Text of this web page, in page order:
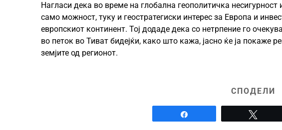
Нагласи дека во време на глобална геополитичка
само можност, туку и геостратегиски интерес за Европа и
европскиот континент. Тој додаде дека со нетрпение го
во петок во Тиват бидејќи, како што кажа, јасно ќе ја покаже
земјите од регионот.
СПОДЕЛИ